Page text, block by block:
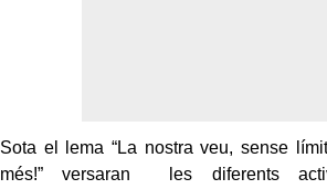
Sota el lema “La nostra veu, sense
més!” versaran les diferents